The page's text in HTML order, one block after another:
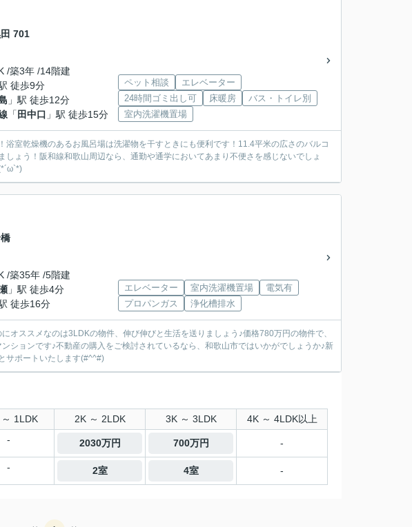
701
/築3年 /14階建
徒歩9分
」駅 徒歩12分
「 田中口 」駅 徒歩15分
ペット相談
エレベーター
24時間ゴミ出し可
床暖房
バス・トイレ別
室内洗濯機置場
室乾燥機のあるお風呂場は洗濯物を干すときにも便利です！11.4平米の広さのバルコ
ょう！阪和線和歌山周辺なら、通勤や通学においてあまり不便さを感じないでしょ
/築35年 /5階建
」駅 徒歩4分
徒歩16分
エレベーター 室内洗濯機置場
電気有
プロパンガス
浄化槽排水
オススメなのは3LDKの物件、伸び伸びと生活を送りましょう♪価格780万円の物件で、
ションです♪不動産の購入をご検討されているなら、和歌山市ではいかがでしょうか♪新
サポートいたします(#^^#)
1LDK 2K ～ 2LDK 3K ～ 3LDK 4K ～ 4LDK以上
- 2030万円 700万円 -
- 2室 4室 -